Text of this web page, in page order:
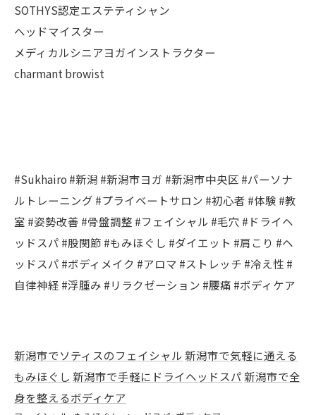
SOTHYS認定エステティシャン
へッドマイスター
メディカルシニアヨガインストラクター
charmant browist
#Sukhairo #新潟 #新潟市ヨガ #新潟市中央区 #パーソナ
ルトレーニング #プライベートサロン #初心者 #体験 #教
室 #姿勢改善 #骨盤調整 #フェイシャル #毛穴 #ドライヘ
ッドスパ #股関節 #もみほぐし #ダイエット #肩こり #ヘ
ッドスパ #ボディメイク #アロマ #ストレッチ #冷え性 #
自律神経 #浮腫み #リラクゼーション #腰痛 #ボディケア
新潟市でソティスのフェイシャル新潟市で気軽に通える
もみほぐし 新潟市で手軽にドライヘッドスパ新潟市で全
身を整えるボディケア